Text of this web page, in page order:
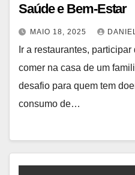
Saúde e Bem-Estar
MAIO 18, 2025
Ir a restaurantes,
comer na casa de um
desafio para quem tem
consumo de…